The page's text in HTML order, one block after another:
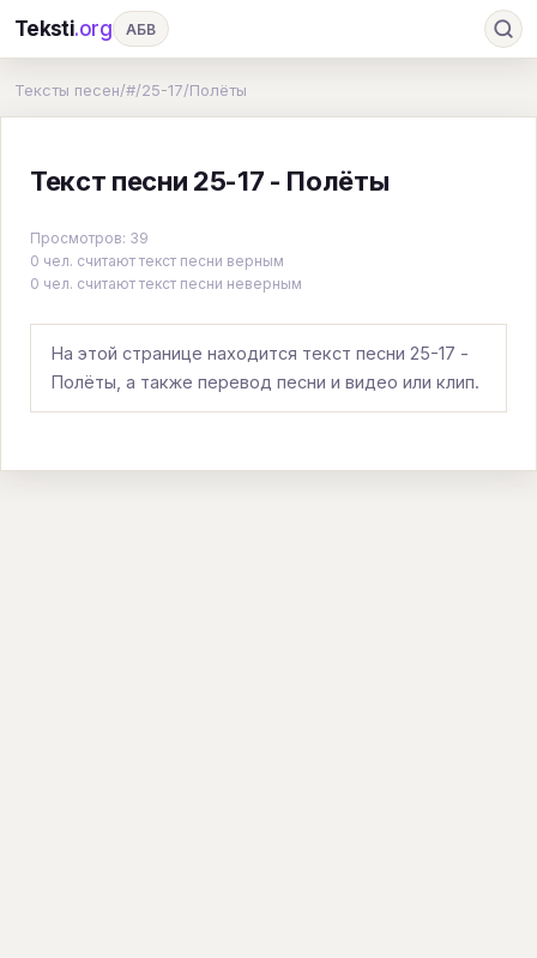
Teksti.org АБВ
Т У Ф Х Ц Ч Ш
H I J K L
Q R S T U V W X Y
Тексты песен/#/25-17/Полёты
Текст песни 25-17 - Полёты
Просмотров: 39
0 чел. считают текст песни верным
0 чел. считают текст песни неверным
На этой странице находится текст песни 25-17 -
Полёты, а также перевод песни и видео или клип.